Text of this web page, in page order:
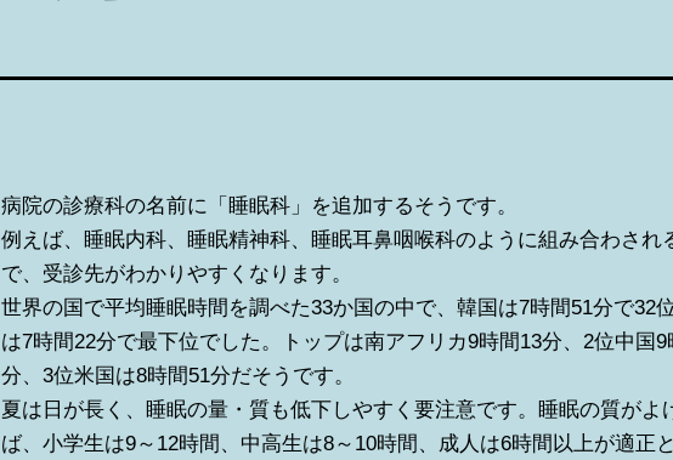
病院の診療科の名前に「睡眠科」を追加するそうです。
例えば、睡眠内科、睡眠精神科、睡眠耳鼻咽喉科のように組み合わされ
で、受診先がわかりやすくなります。
世界の国で平均睡眠時間を調べた33か国の中で、韓国は7時間51分で32
は7時間22分で最下位でした。トップは南アフリカ9時間13分、2位中国9
分、3位米国は8時間51分だそうです。
夏は日が長く、睡眠の量・質も低下しやすく要注意です。睡眠の質がよ
ば、小学生は9～12時間、中高生は8～10時間、成人は6時間以上が適正